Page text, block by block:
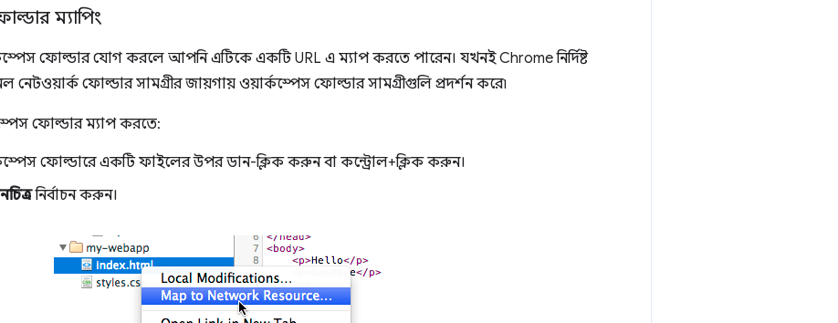
ম্যাপিং
ফোল্ডার যোগ করলে আপনি এটিকে একটি URL এ ম্যাপ করতে পারেন। যখনই Chrome নির্দিষ্ট
ফোল্ডার সামগ্রীর জায়গায় ওয়ার্কস্পেস ফোল্ডার সামগ্রীগুলি প্রদর্শন করে৷
ফোল্ডার ম্যাপ করতে:
ফোল্ডারে একটি ফাইলের উপর ডান-ক্লিক করুন বা কন্ট্রোল+ক্লিক করুন।
নির্বাচন করুন।